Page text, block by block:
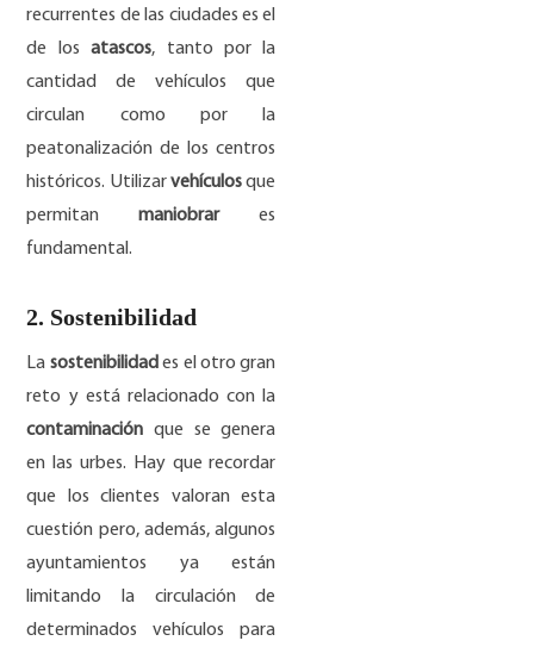
recurrentes de las ciudades es el
de losatascos, tanto por la
cantidad de vehículos que
circulan como por la
peatonalización de los centros
históricos. Utilizarvehículosque
permitan maniobrares
fundamental.
2. Sostenibilidad
La sostenibilidad es el otro gran
reto y está relacionado con la
contaminación que se genera
en las urbes. Hay que recordar
que los clientes valoran esta
cuestión pero, además, algunos
ayuntamientos ya están
limitando la circulación de
determinados vehículos para